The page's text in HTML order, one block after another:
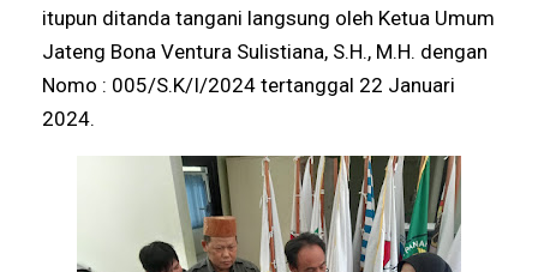
itupun ditanda tangani langsung oleh Ketua Umum
Jateng Bona Ventura Sulistiana, S.H., M.H. dengan
Nomo : 005/S.K/I/2024 tertanggal 22 Januari
2024.